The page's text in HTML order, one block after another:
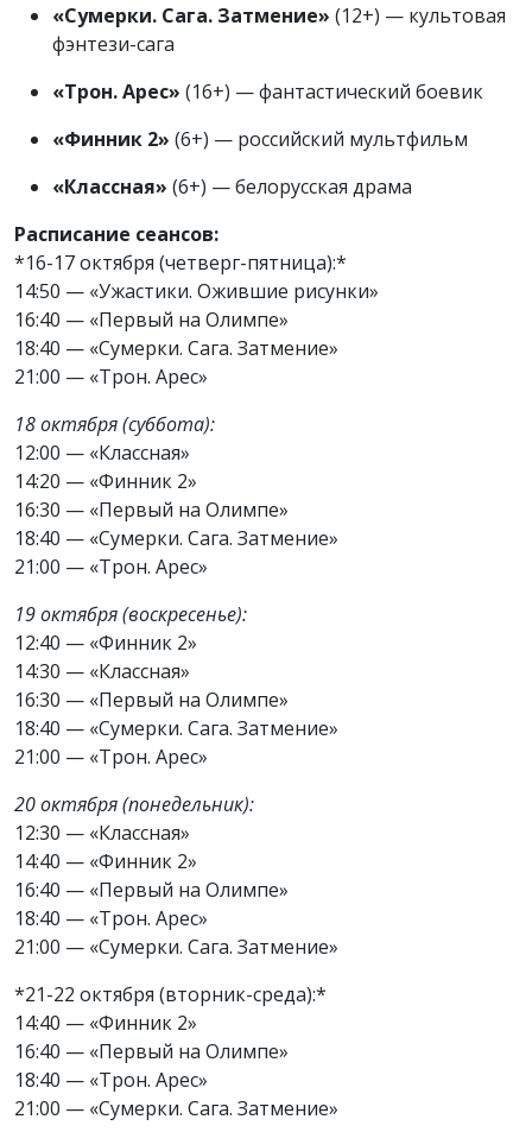
«Сумерки. Сага. Затмение» (12+) — культовая
фэнтези-сага
«Трон. Арес» (16+) — фантастический боевик
«Финник 2» (6+) — российский мультфильм
«Классная» (6+) — белорусская драма
Расписание сеансов:
*16-17 октября (четверг-пятница):*
14:50 — «Ужастики. Ожившие рисунки»
16:40 — «Первый на Олимпе»
18:40 — «Сумерки. Сага. Затмение»
21:00 — «Трон. Арес»
18 октября (суббота):
12:00 — «Классная»
14:20 — «Финник 2»
16:30 — «Первый на Олимпе»
18:40 — «Сумерки. Сага. Затмение»
21:00 — «Трон. Арес»
19 октября (воскресенье):
12:40 — «Финник 2»
14:30 — «Классная»
16:30 — «Первый на Олимпе»
18:40 — «Сумерки. Сага. Затмение»
21:00 — «Трон. Арес»
20 октября (понедельник):
12:30 — «Классная»
14:40 — «Финник 2»
16:40 — «Первый на Олимпе»
18:40 — «Трон. Арес»
21:00 — «Сумерки. Сага. Затмение»
*21-22 октября (вторник-среда):*
14:40 — «Финник 2»
16:40 — «Первый на Олимпе»
18:40 — «Трон. Арес»
21:00 — «Сумерки. Сага. Затмение»